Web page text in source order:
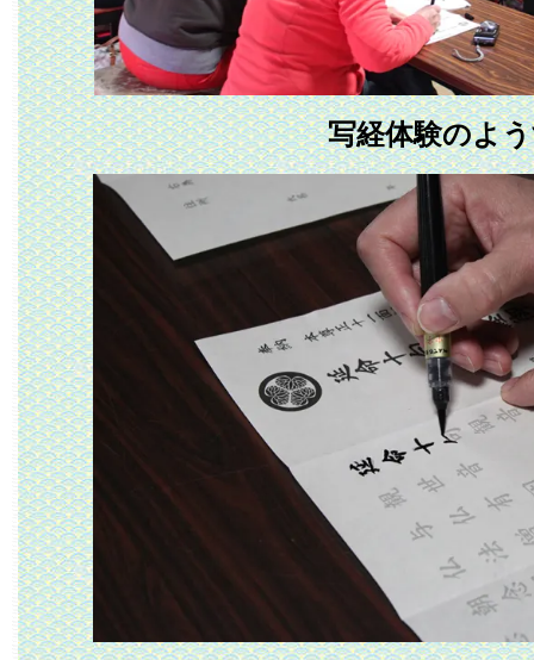
写経体験のよ